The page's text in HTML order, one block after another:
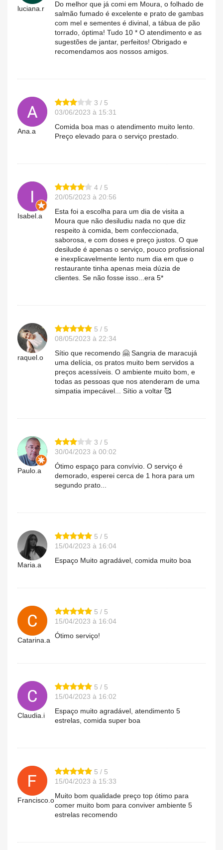
luciana.r
Do melhor que já comi em Moura, o folhado de
salmão fumado é excelente e prato de gambas
com mel e sementes é divinal, a tábua de pão
torrado, óptima! Tudo 10 * O atendimento e as
sugestões de jantar, perfeitos! Obrigado e
recomendamos aos nossos amigos.
Ana.a
3 / 5
03/06/2023 à 15:31
Comida boa mas o atendimento muito lento.
Preço elevado para o serviço prestado.
Isabel.a
4 / 5
20/05/2023 à 20:56
Esta foi a escolha para um dia de visita a
Moura que não desiludiu nada no que diz
respeito à comida, bem confeccionada,
saborosa, e com doses e preço justos. O que
desilude é apenas o serviço, pouco profissional
e inexplicavelmente lento num dia em que o
restaurante tinha apenas meia dúzia de
clientes. Se não fosse isso...era 5*
raquel.o
5 / 5
08/05/2023 à 22:34
Sítio que recomendo 🤗 Sangria de maracujá
uma delícia, os pratos muito bem servidos a
preços acessíveis. O ambiente muito bom, e
todas as pessoas que nos atenderam de uma
simpatia impecável... Sítio a voltar 🥰
Paulo.a
3 / 5
30/04/2023 à 00:02
Ótimo espaço para convívio. O serviço é
demorado, esperei cerca de 1 hora para um
segundo prato...
Maria.a
5 / 5
15/04/2023 à 16:04
Espaço Muito agradável, comida muito boa
Catarina.a
5 / 5
15/04/2023 à 16:04
Ótimo serviço!
Claudia.i
5 / 5
15/04/2023 à 16:02
Espaço muito agradável, atendimento 5
estrelas, comida super boa
Francisco.o
5 / 5
15/04/2023 à 15:33
Muito bom qualidade preço top ótimo para
comer muito bom para conviver ambiente 5
estrelas recomendo